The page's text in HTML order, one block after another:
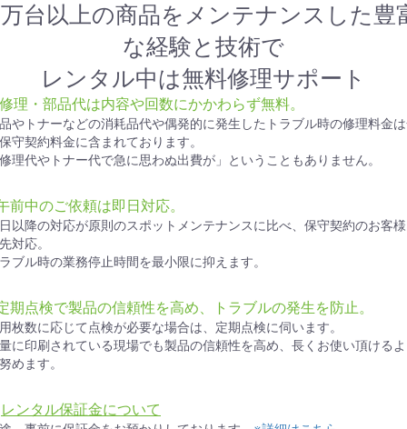
台以上の商品をメンテナンスした豊
な経験と技術で
レンタル中は無料修理サポート
理・部品代は内容や回数にかかわらず無料。
やトナーなどの消耗品代や偶発的に発生したトラブル時の修理料金
守契約料金に含まれております。
理代やトナー代で急に思わぬ出費が」ということもありません。
前中のご依頼は即日対応。
以降の対応が原則のスポットメンテナンスに比べ、保守契約のお客
対応。
ブル時の業務停止時間を最小限に抑えます。
期点検で製品の信頼性を高め、トラブルの発生を防止。
枚数に応じて点検が必要な場合は、定期点検に伺います。
に印刷されている現場でも製品の信頼性を高め、長くお使い頂ける
めます。
レンタル保証金について